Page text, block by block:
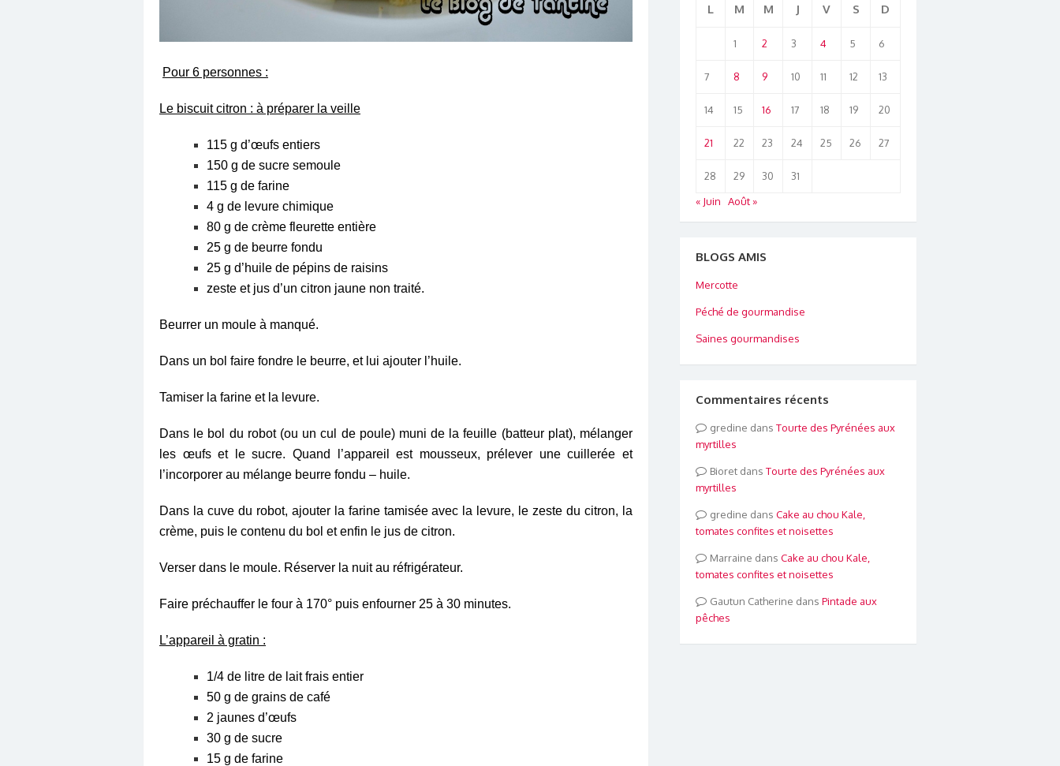
Pour 6 personnes :
Le biscuit citron : à préparer la veille
115 g d’œufs entiers
150 g de sucre semoule
115 g de farine
4 g de levure chimique
80 g de crème fleurette entière
25 g de beurre fondu
25 g d’huile de pépins de raisins
zeste et jus d’un citron jaune non traité.
Beurrer un moule à manqué.
Dans un bol faire fondre le beurre, et lui ajouter l’huile.
Tamiser la farine et la levure.
Dans le bol du robot (ou un cul de poule) muni de la feuille (batteur plat), mélanger
les œufs et le sucre. Quand l’appareil est mousseux, prélever une cuillerée et
l’incorporer au mélange beurre fondu – huile.
Dans la cuve du robot, ajouter la farine tamisée avec la levure, le zeste du citron, la
crème, puis le contenu du bol et enfin le jus de citron.
Verser dans le moule. Réserver la nuit au réfrigérateur.
Faire préchauffer le four à 170° puis enfourner 25 à 30 minutes.
L’appareil à gratin :
1/4 de litre de lait frais entier
50 g de grains de café
2 jaunes d’œufs
30 g de sucre
15 g de farine
L M M J V S D
1 2 3 4 5 6
7 8 9 10 11 12 13
14 15 16 17 18 19 20
21 22 23 24 25 26 27
28 29 30
31
« Juin
Août »
BLOGS AMIS
Mercotte
Péché de gourmandise
Saines gourmandises
Commentaires récents
gredine dans Tourte des Pyrénées aux
myrtilles
Bioretdans Tourte des Pyrénées aux
myrtilles
gredine dans Cake au chou Kale,
tomates confites et noisettes
Marraine dans Cake au chou Kale,
tomates confites et noisettes
Gautun Catherine dans Pintade aux
pêches